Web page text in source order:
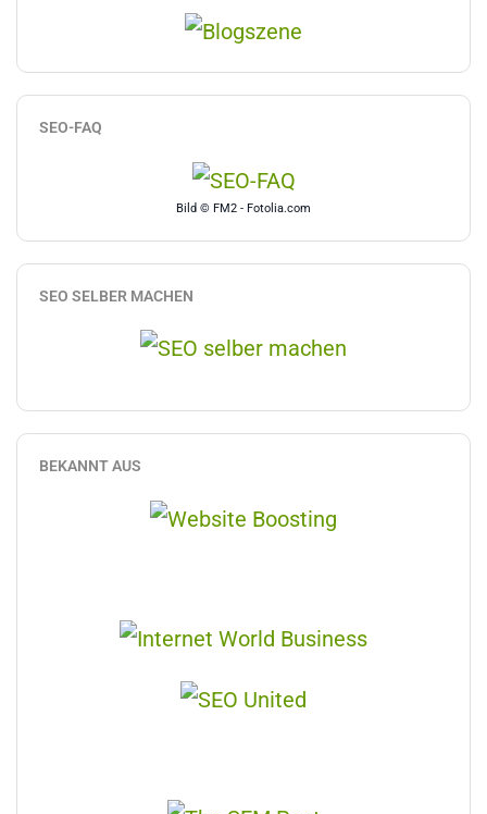
SEO-FAQ
Bild © FM2 - Fotolia.com
SEO SELBER MACHEN
BEKANNT AUS